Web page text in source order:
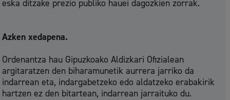
eska ditzake prezio publiko hauei dagozkien zorrak.
Azken xedapena.
Ordenantza hau Gipuzkoako Aldizkari Ofizialean
argitaratzen den biharamunetik aurrera jarriko da
indarrean eta, indargabetzeko edo aldatzeko erabakirik
hartzen ez den bitartean, indarrean jarraituko du.